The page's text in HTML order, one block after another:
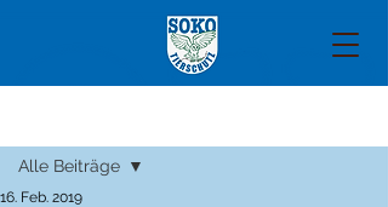
Alle Beiträge
16. Feb. 2019